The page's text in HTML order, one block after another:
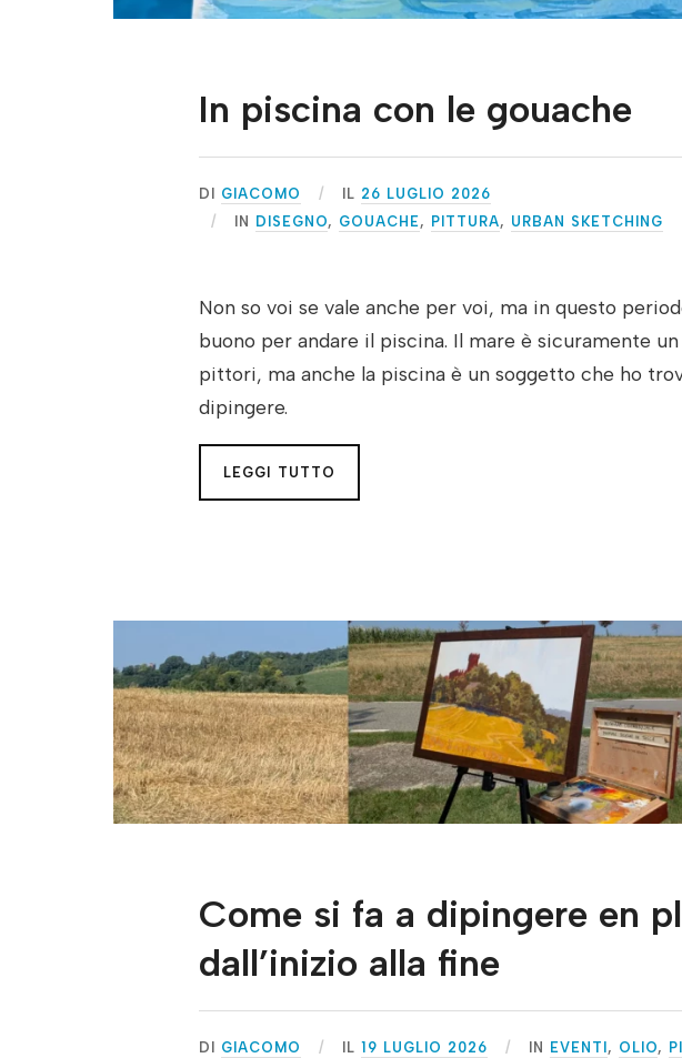
In piscina con le gouache
DI GIACOMO IL 26 LUGLIO 2026
IN
DISEGNO, GOUACHE, PITTURA, URBAN SKETCHING
Non so voi se vale anche per voi, ma in questo
buono per andare il piscina. Il mare è sicuramente
pittori, ma anche la piscina è un soggetto che ho
dipingere.
LEGGI TUTTO
Come si fa a dipingere en
dall’inizio alla fine
DI GIACOMO IL19 LUGLIO 2026 IN EVENTI , OLIO,